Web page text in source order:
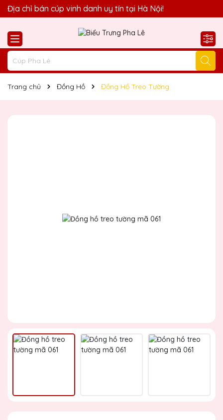
Quà Tặng Biểu Trưng Pha Lê QTG xin chào Quý Khách!
Địa chỉ bán cúp vinh danh uy tín tại Hà Nội!
Trang chủ Đồng Hồ Đồng Hồ Treo Tường